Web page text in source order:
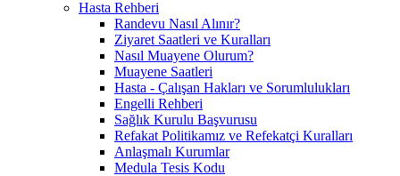
Hasta Rehberi
Randevu Nasıl Alınır?
Ziyaret Saatleri ve Kuralları
Nasıl Muayene Olurum?
Muayene Saatleri
Hasta - Çalışan Hakları ve Sorumlulukları
Engelli Rehberi
Sağlık Kurulu Başvurusu
Refakat Politikamız ve Refekatçi Kuralları
Anlaşmalı Kurumlar
Medula Tesis Kodu